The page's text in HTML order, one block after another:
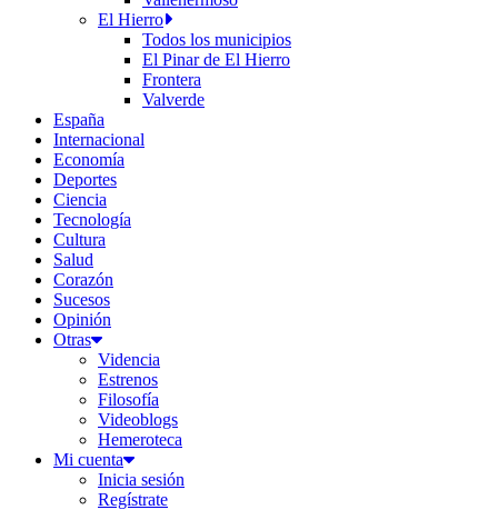
El Hierro
Todos los municipios
El Pinar de El Hierro
Frontera
Valverde
España
Internacional
Economía
Deportes
Ciencia
Tecnología
Cultura
Salud
Corazón
Sucesos
Opinión
Otras
Videncia
Estrenos
Filosofía
Videoblogs
Hemeroteca
Mi cuenta
Inicia sesión
Regístrate